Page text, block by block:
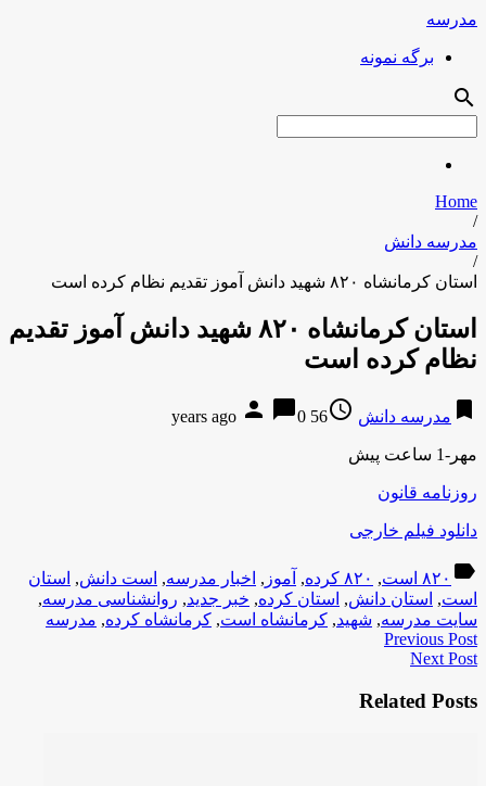
مدرسه
برگه نمونه
search
Home
/
مدرسه دانش
/
استان کرمانشاه ۸۲۰ شهید دانش آموز تقدیم نظام کرده است
استان کرمانشاه ۸۲۰ شهید دانش آموز تقدیم
نظام کرده است
bookmark مدرسه دانش access_time
56 years ago
person chat_bubble0
مهر-1 ساعت پیش
روزنامه قانون
دانلود فیلم خارجی
label ۸۲۰ است , ۸۲۰ کرده , آموز , اخبار مدرسه, است دانش, استان
است, استان دانش, استان کرده, خبر جدید, روانشناسی مدرسه,
سایت مدرسه, شهید, کرمانشاه است, کرمانشاه کرده, مدرسه
Previous Post
Next Post
Related Posts